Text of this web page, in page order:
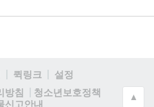
퀵링크
설정
방침
청소년보호정책
신고안내
▲